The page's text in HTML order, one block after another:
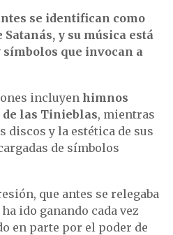
se identifican como
y su música está
que invocan a
incluyen himnos
las Tinieblas, mientras
discos y la estética de sus
de símbolos
que antes se relegaba
ido ganando cada vez
en parte por el poder de